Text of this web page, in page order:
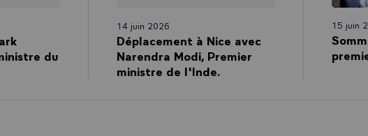
du
14 juin 2026
Déplacement à Nice avec
Narendra Modi, Premier
ministre de l'Inde.
15 juin